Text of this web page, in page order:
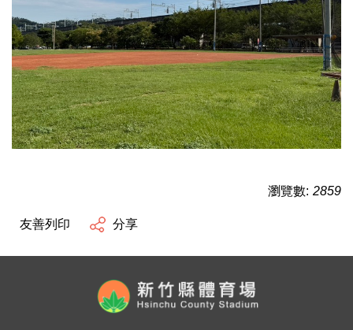
瀏覽數: 2859
友善列印 分享